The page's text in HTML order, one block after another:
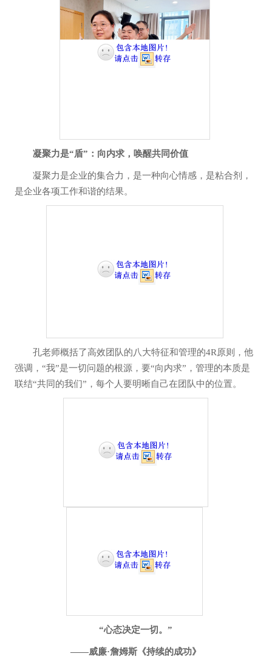
凝聚力是“盾”：向内求，唤醒共同价值
凝聚力是企业的集合力，是一种向心情感，是粘合剂，
是企业各项工作和谐的结果。
孔老师概括了高效团队的八大特征和管理的4R原则，他
强调，“我”是一切问题的根源，要“向内求”，管理的本质是
联结“共同的我们”，每个人要明晰自己在团队中的位置。
“心态决定一切。”
——威廉·詹姆斯《持续的成功》